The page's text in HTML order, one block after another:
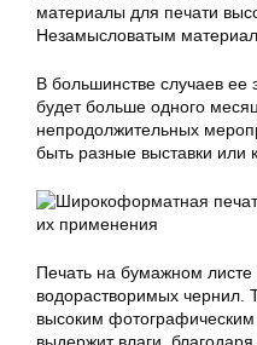
материалы для печати
Незамысловатым
В большинстве случаев ее
будет больше одного
непродолжительных
быть разные выставки или
Печать на бумажном
водорастворимых чернил.
высоким